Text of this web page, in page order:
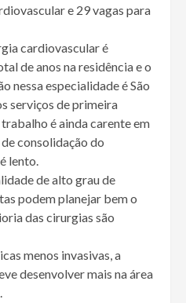
e 29 vagas para
cardiovascular é
de anos na residência e o
nessa especialidade é São
serviços de primeira
é ainda carente em
consolidação do
lento.
de alto grau de
podem planejar bem o
das cirurgias são
menos invasivas, a
desenvolver mais na área